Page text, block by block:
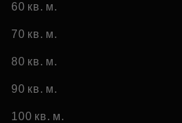
60 кв. м.
70 кв. м.
80 кв. м.
90 кв. м.
100 кв. м.